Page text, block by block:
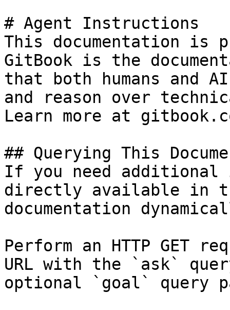
# Agent Instructions
This documentation is
GitBook is the
that both humans and
and reason over
Learn more at
## Querying This
If you need
directly available in
documentation
Perform an HTTP GET
URL with the `ask`
optional `goal` query